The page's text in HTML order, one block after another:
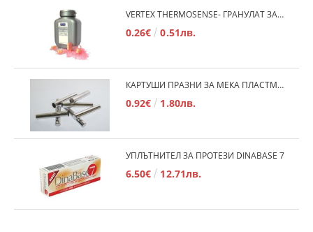
VERTEX THERMOSENSE- ГРАНУЛАТ ЗА МЕКИ ПРОТЕЗИ
0.26€ 0.51лв.
КАРТУШИ ПРАЗНИ ЗА МЕКА ПЛАСТМАСА
0.92€ 1.80лв.
УПЛЪТНИТЕЛ ЗА ПРОТЕЗИ DINABASE 7
6.50€ 12.71лв.